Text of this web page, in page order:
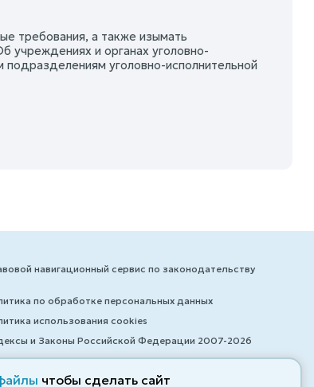
требования, а также изымать
учреждениях и органах уголовно-
уголовно-исполнительной
навигационный сервис по законодательству
по обработке персональных данных
использования cookies
и Законы Российской Федерации 2007-2026
чтобы сделать сайт